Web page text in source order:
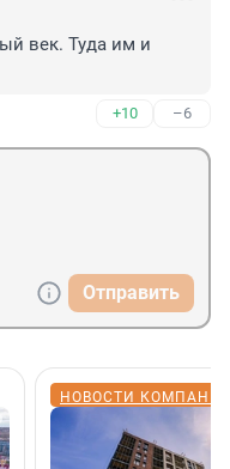
век. Туда им и
+10 –6
Отправить
НОВОСТИ